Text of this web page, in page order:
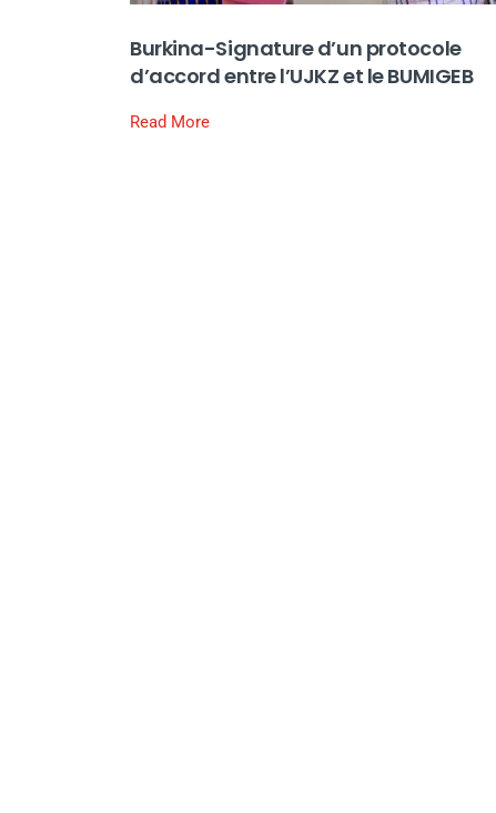
Burkina-Signature d’un protocole
d’accord entre l’UJKZ et le BUMIGEB
Read More